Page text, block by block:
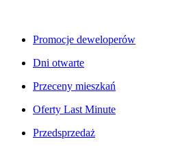
Promocje deweloperów
Dni otwarte
Przeceny mieszkań
Oferty Last Minute
Przedsprzedaż